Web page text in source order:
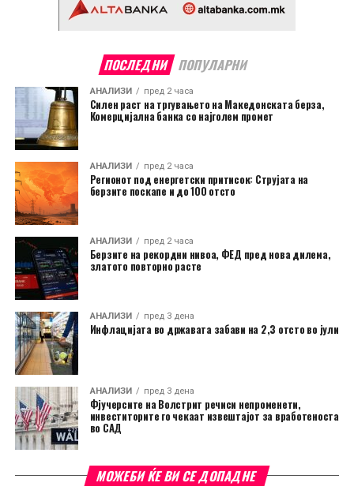
ПОСЛЕДНИ ПОПУЛАРНИ
АНАЛИЗИ пред 2 часа
Силен раст на тргувањето на Македонската берза,
Комерцијална банка со најголем промет
АНАЛИЗИ пред 2 часа
Регионот под енергетски притисок: Струјата на
берзите поскапе и до 100 отсто
АНАЛИЗИ пред 2 часа
Берзите на рекордни нивоа, ФЕД пред нова дилема,
златото повторно расте
АНАЛИЗИ пред 3 дена
Инфлацијата во државата забави на 2,3 отсто во јули
АНАЛИЗИ пред 3 дена
Фјучерсите на Волстрит речиси непроменети,
инвеститорите го чекаат извештајот за вработеноста
во САД
МОЖЕБИ ЌЕ ВИ СЕ ДОПАДНЕ